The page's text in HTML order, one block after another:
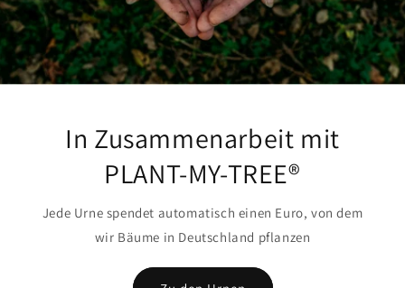
In Zusammenarbeit mit
PLANT-MY-TREE®
Jede Urne spendet automatisch einen Euro, von dem
wir Bäume in Deutschland pflanzen